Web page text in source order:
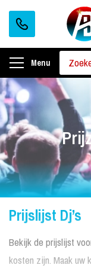
Menu
Prijslijst Dj’s
Bekijk de prijslijst
kosten zijn. Maak uw